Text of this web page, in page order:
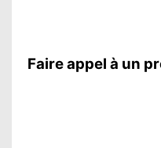
Faire appel à un